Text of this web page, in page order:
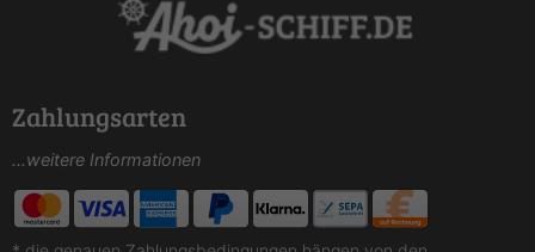
Zahlungsarten
...weitere Informationen